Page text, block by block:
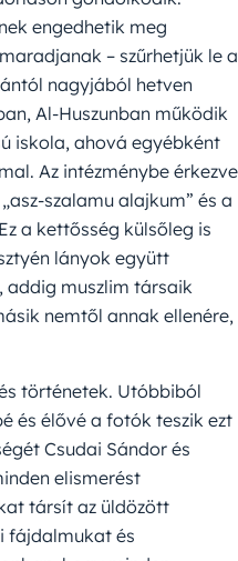
engedhetik meg
– szűrhetjük le a
nagyjából hetven
Al-Huszunban működik
iskola, ahová egyébként
Az intézménybe érkezve
szalamu alajkum” és a
a kettősség külsőleg is
lányok együtt
muszlim társaik
nemtől annak ellenére,
történetek. Utóbbiból
és élővé a fotók teszik ezt
Csudai Sándor és
elismerést
társít az üldözött
fájdalmukat és